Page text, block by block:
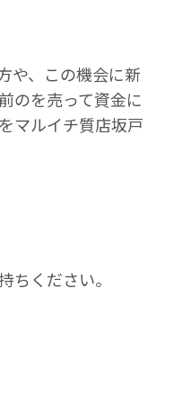
や、この機会に新
のを売って資金に
マルイチ質店坂戸
ちください。